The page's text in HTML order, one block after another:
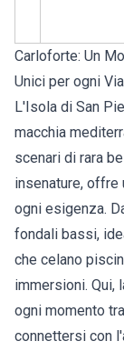
Carloforte: Un
Unici per ogni
L'Isola di San
macchia
scenari di rara
insenature, offre
ogni esigenza.
fondali bassi,
che celano
immersioni. Qui,
ogni momento
connettersi con